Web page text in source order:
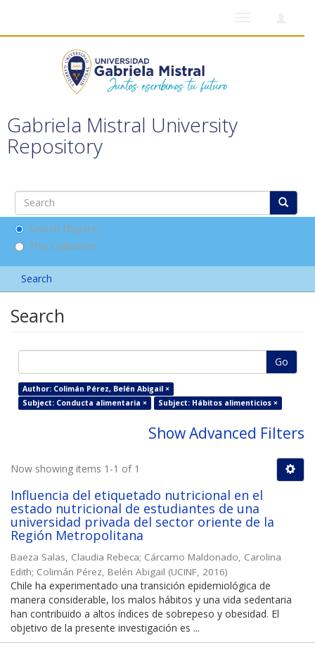
Gabriela Mistral University
Repository
Search DSpace
This Collection
Search
Search
Go
Author: Colimán Pérez, Belén Abigail ×
Subject: Conducta alimentaria ×
Subject: Hábitos alimenticios ×
Show Advanced Filters
Now showing items 1-1 of 1
Influencia del etiquetado nutricional en el
estado nutricional de estudiantes de una
universidad privada del sector oriente de la
Región Metropolitana
Baeza Salas, Claudia Rebeca; Cárcamo Maldonado, Carolina
Edith; Colimán Pérez, Belén Abigail (UCINF, 2016)
Chile ha experimentado una transición epidemiológica de
manera considerable, los malos hábitos y una vida sedentaria
han contribuido a altos índices de sobrepeso y obesidad. El
objetivo de la presente investigación es ...